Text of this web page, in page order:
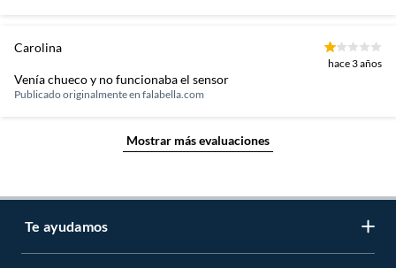
Carolina
hace 3 años
Venía chueco y no funcionaba el sensor
Publicado originalmente en falabella.com
Mostrar más evaluaciones
Te ayudamos